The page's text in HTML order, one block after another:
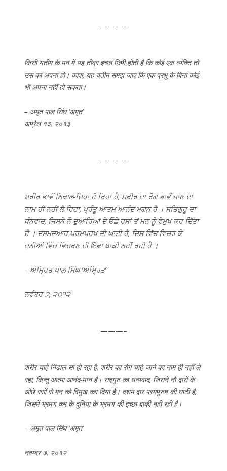
———–
किसी यतीम के मन में यह तीव्र इच्छा छिपी होती है कि कोई एक व्यक्ति तो
उस का अपना हो। काश, यह यतीम समझ जाए कि एक प्रभु के बिना कोई
भी अपना नहीं हो सकता।
– अमृत पाल सिंघ ‘अमृत’
अप्रैल १३, २०१३
———–
ਸ਼ਰੀਰ ਭਾਵੇਂ ਨਿਢਾਲ-ਜਿਹਾ ਹੋ ਰਿਹਾ ਹੈ, ਸ਼ਰੀਰ ਦਾ ਰੋਗ ਭਾਵੇਂ ਜਾਣ ਦਾ
ਨਾਮ ਹੀ ਨਹੀਂ ਲੈ ਰਿਹਾ, ਪ੍ਰੰਤੂ ਆਤਮ ਆਨੰਦ-ਮਗਨ ਹੈ । ਸਤਿਗੁਰੂ ਦਾ
ਧੰਨਵਾਦ, ਜਿਸਨੇ ਨੌ ਦੁਆਰਿਆਂ ਦੇ ਓਛੇ ਰਸਾਂ ਤੋਂ ਮਨ ਨੂੰ ਵੇਮੁਖ ਕਰ ਦਿੱਤਾ
ਹੈ । ਦਸਮਦੁਆਰ ਪਰਮਪੁਰਖ ਦੀ ਘਾਟੀ ਹੈ, ਜਿਸ ਵਿੱਚ ਵਿਚਰ ਕੇ
ਦੁਨੀਆਂ ਵਿੱਚ ਵਿਚਰਣ ਦੀ ਇੱਛਾ ਬਾਕੀ ਨਹੀਂ ਰਹੀ ਹੈ ।
– ਅੰਮ੍ਰਿਤ ਪਾਲ ਸਿੰਘ ‘ਅੰਮ੍ਰਿਤ’
ਨਵੰਬਰ ੭, ੨੦੧੨
———–
शरीर चाहे निढाल-सा हो रहा है, शरीर का रोग चाहे जाने का नाम ही नहीं ले
रहा, किन्तु आत्मा आनंद-मग्न है। सद्गुरु का धन्यवाद, जिसने नौ द्वारों के
ओछे रसों से मन को विमुख कर दिया है। दशम द्वार परमपुरुष की घाटी है,
जिसमें भ्रमण कर के दुनिया के भ्रमण की इच्छा बाकी नही रही है।
– अमृत पाल सिंघ ‘अमृत’
नवम्बर ७, २०१२